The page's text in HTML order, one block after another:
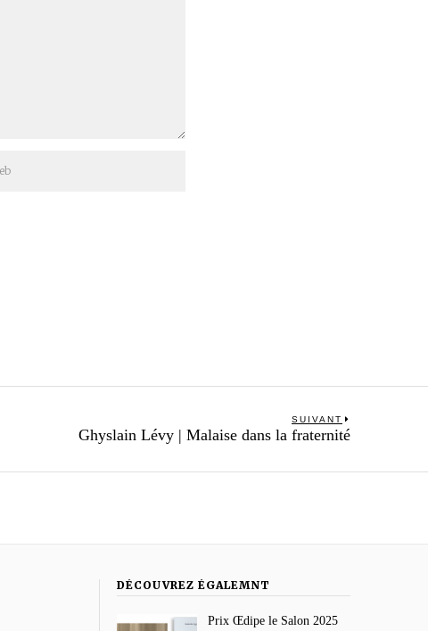
SUIVANT
Next
Ghyslain Lévy | Malaise dans la fraternité
DÉCOUVREZ ÉGALEMNT
Prix Œdipe le Salon 2025